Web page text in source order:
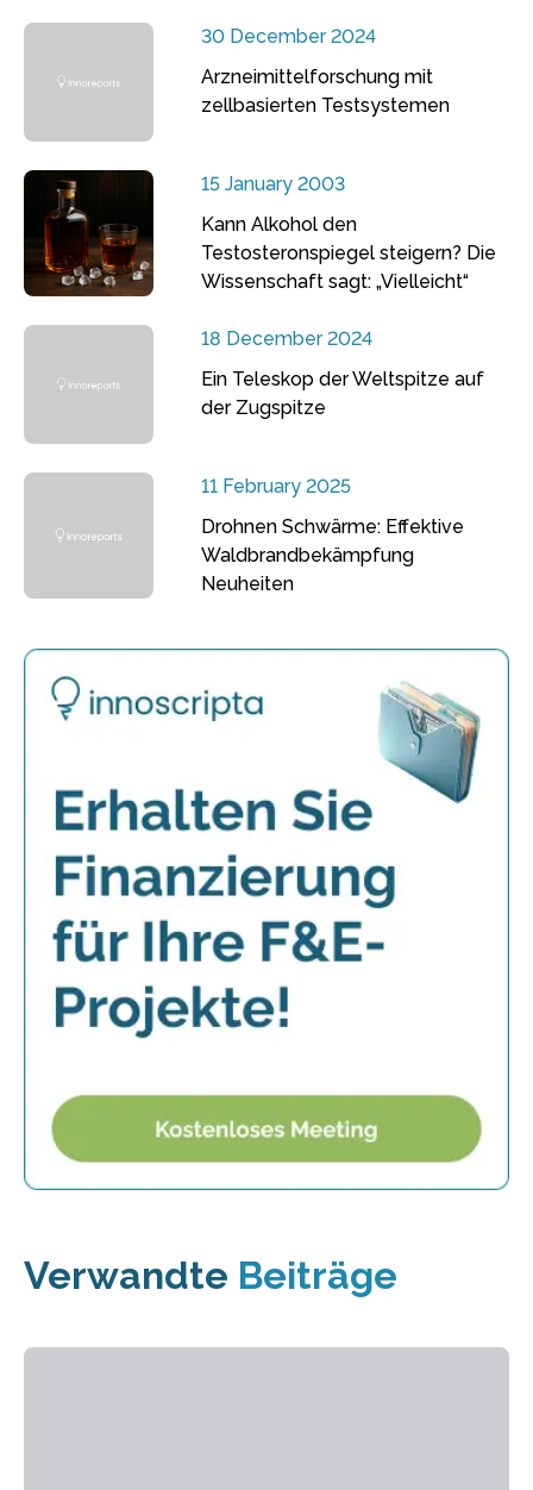
30 December 2024
Arzneimittelforschung mit
zellbasierten Testsystemen
15 January 2003
Kann Alkohol den
Testosteronspiegel steigern? Die
Wissenschaft sagt: „Vielleicht“
18 December 2024
Ein Teleskop der Weltspitze auf
der Zugspitze
11 February 2025
Drohnen Schwärme: Effektive
Waldbrandbekämpfung
Neuheiten
Verwandte Beiträge